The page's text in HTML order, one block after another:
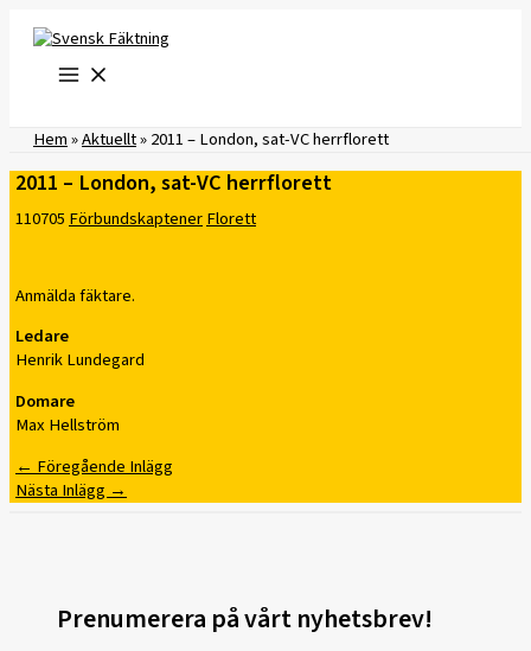
innehåll
Hem»Aktuellt»2011 – London, sat-VC herrflorett
2011 – London, sat-VC herrflorett
110705FörbundskaptenerFlorett
Anmälda fäktare.
Ledare
Henrik Lundegard
Domare
Max Hellström
← Föregående Inlägg
Nästa Inlägg →
Prenumerera på vårt nyhetsbrev!